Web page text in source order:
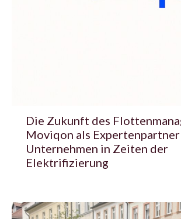
Die Zukunft des
Moviqon als
Unternehmen in Zeiten der
Elektrifizierung